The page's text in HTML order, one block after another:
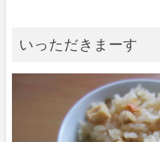
いっただきまーす